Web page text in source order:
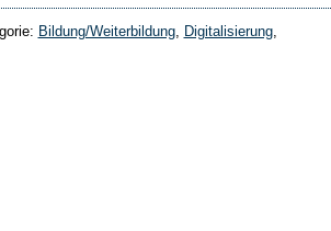
Bildung/Weiterbildung, Digitalisierung,